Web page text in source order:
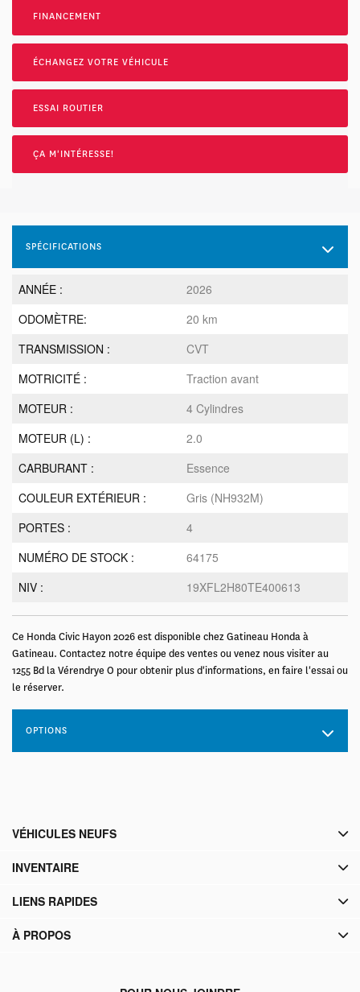
SPÉCIFICATIONS
ANNÉE :
2026
ODOMÈTRE:
20 km
TRANSMISSION :
CVT
MOTRICITÉ :
Traction avant
MOTEUR :
4 Cylindres
MOTEUR (L) :
2.0
CARBURANT :
Essence
COULEUR EXTÉRIEUR :
Gris (NH932M)
PORTES :
4
NUMÉRO DE STOCK :
64175
NIV :
19XFL2H80TE400613
Ce Honda Civic Hayon 2026 est disponible chez Gatineau Honda à
Gatineau. Contactez notre équipe des ventes ou venez nous visiter au
1255 Bd la Vérendrye O pour obtenir plus d'informations, en faire l'essai ou
le réserver.
OPTIONS
FINANCEMENT
ÉCHANGEZ VOTRE VÉHICULE
ESSAI ROUTIER
ÇA M'INTÉRESSE!
VÉHICULES NEUFS
INVENTAIRE
LIENS RAPIDES
À PROPOS